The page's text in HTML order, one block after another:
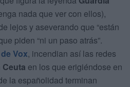
nada que ver con ellos),
lejos y aseverando que “están
piden “ni un paso atrás”.
Vox, incendian así las redes
en los que erigiéndose en
la españolidad terminan